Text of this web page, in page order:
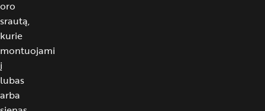
oro
srautą,
kurie
montuojami
į
lubas
arba